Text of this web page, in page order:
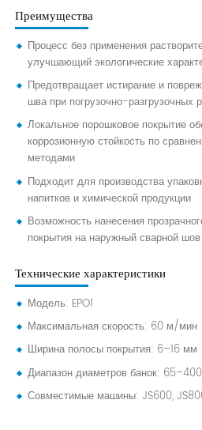
Преимущества
Процесс без применения
улучшающий экологические
Предотвращает истирание и
шва при погрузочно-разгрузочных
Локальное порошковое покрытие
коррозионную стойкость по
методами
Подходит для производства
напитков и химической продукции
Возможность нанесения
покрытия на наружный сварной шов
Технические характеристики
Модель: EPO1
Максимальная скорость: 60 м/мин
Ширина полосы покрытия: 6–16 мм
Диапазон диаметров банок:
Совместимые машины: JS600,